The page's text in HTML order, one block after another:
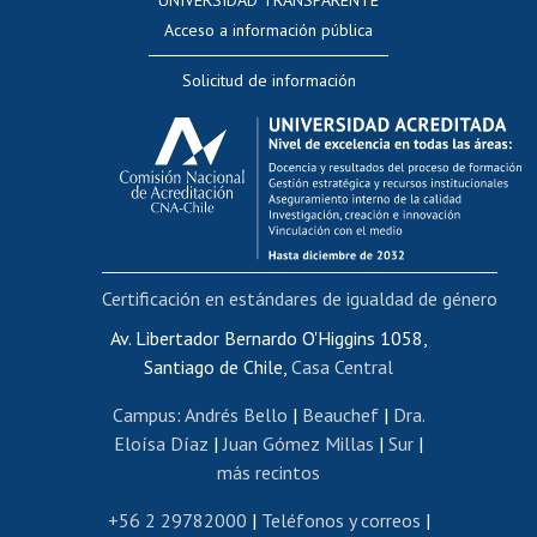
Evaluación docente
Calificación académica
Postulación al AUCAI
Funcionarias/os
Cursos internos de capacitación
Bienestar del personal
Portal de movilidad interna
Certificado de renta
Certificado de renta honorarios
Editar páginas blancas
Extranjeras/os
Revalidación y reconocimiento de títulos
Acceso a información pública
Solicitud de información
Av. Libertador Bernardo O'Higgins 1058,
Santiago de Chile, Casa Central
Campus: Andrés Bello | Beauchef| Dra.
Eloísa Díaz | Juan Gómez Millas | Sur |
más recintos
+56 2 29782000 | Teléfonos y correos |
Certificación en estándares de igualdad de género